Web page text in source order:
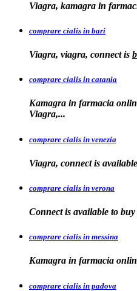
Viagra, kamagra in
comprare cialis in bari
Viagra, viagra, connect is
comprare cialis in catania
Kamagra in farmacia
Viagra,...
comprare cialis in venezia
Viagra, connect is
comprare cialis in verona
Connect is available to
comprare cialis in messina
Kamagra in farmacia
comprare cialis in padova